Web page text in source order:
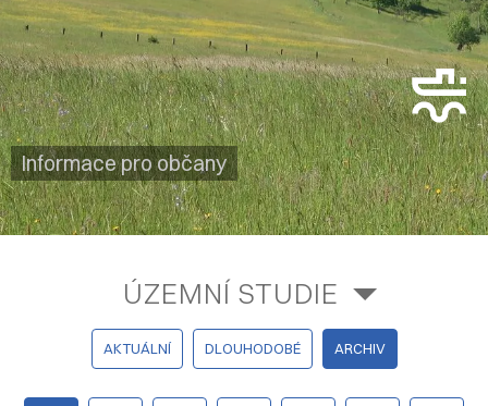
Informace pro občany
ÚZEMNÍ STUDIE
AKTUÁLNÍ DLOUHODOBÉ ARCHIV